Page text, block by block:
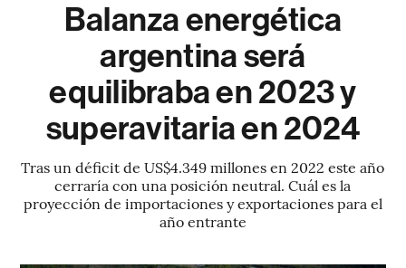
Balanza energética
argentina será
equilibraba en 2023 y
superavitaria en 2024
Tras un déficit de US$4.349 millones en 2022 este año
cerraría con una posición neutral. Cuál es la
proyección de importaciones y exportaciones para el
año entrante